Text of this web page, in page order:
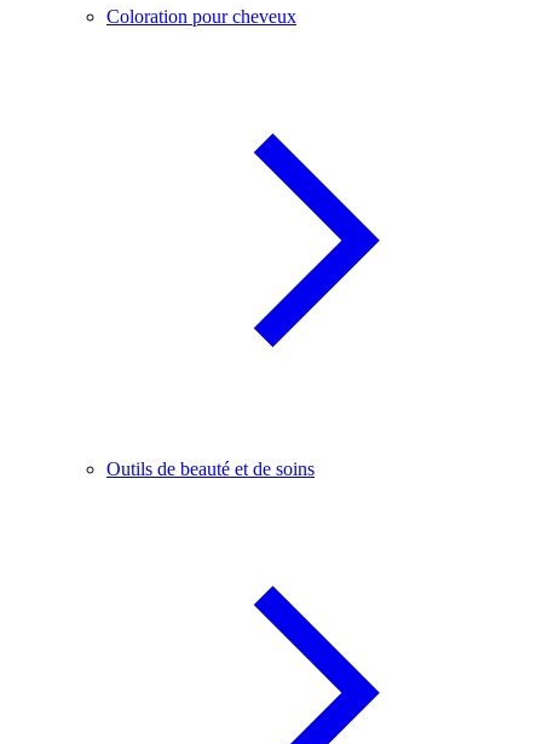
Coloration pour cheveux
Outils de beauté et de soins